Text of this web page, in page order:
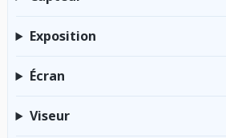
Exposition
Écran
Viseur